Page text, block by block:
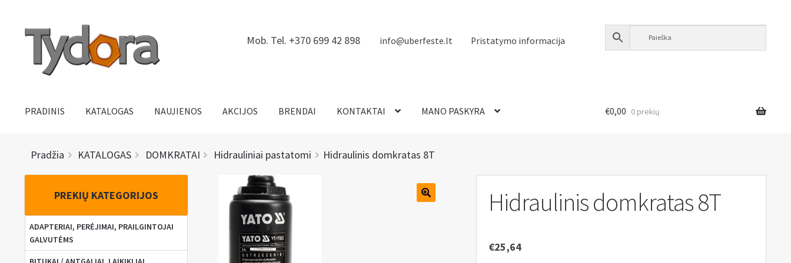
Pereiti
meniu
Pereiti
turinio
Mob. Tel. +370 699 42 898 info@uberfeste.lt Pristatymo informacija
PRADINIS KATALOGAS NAUJIENOS AKCIJOS BRENDAI KONTAKTAI MANO PASKYRA €0,00 0 prekių
Pradžia KATALOGAS DOMKRATAI Hidrauliniai pastatomi Hidraulinis domkratas 8T
Hidraulinis domkratas 8T
€25,64
PREKIŲ KATEGORIJOS
ADAPTERIAI, PERĖJIMAI, PRAILGINTOJAI
GALVUTĖMS